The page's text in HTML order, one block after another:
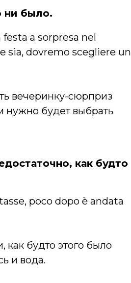
ни было.
a sorpresa nel
sia, dovremo scegliere un
вечеринку-сюрприз
будет выбрать
как будто
poco dopo è andata
как будто этого было
и вода.